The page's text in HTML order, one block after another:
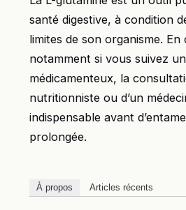
santé digestive, à condition
limites de son organisme. En
notamment si vous suivez
médicamenteux, la
nutritionniste ou d’un
indispensable avant
prolongée.
À propos Articles récents